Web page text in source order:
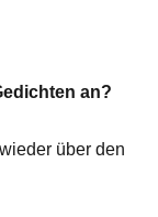
an?
über den